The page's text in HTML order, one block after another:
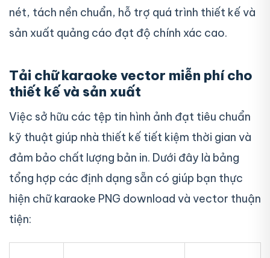
nét, tách nền chuẩn, hỗ trợ quá trình thiết kế và
sản xuất quảng cáo đạt độ chính xác cao.
Tải chữ karaoke vector miễn phí cho
thiết kế và sản xuất
Việc sở hữu các tệp tin hình ảnh đạt tiêu chuẩn
kỹ thuật giúp nhà thiết kế tiết kiệm thời gian và
đảm bảo chất lượng bản in. Dưới đây là bảng
tổng hợp các định dạng sẵn có giúp bạn thực
hiện chữ karaoke PNG download và vector thuận
tiện: